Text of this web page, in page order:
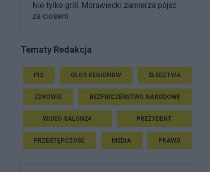
Nie tylko grill. Morawiecki zamierza pójść
za ciosem
Tematy Redakcja
PIS GŁOS REGIONÓW ŚLEDZTWA
ZDROWIE BEZPIECZEŃSTWO NARODOWE
WIDEO SALON24 PREZYDENT
PRZESTĘPCZOŚĆ MEDIA PRAWO